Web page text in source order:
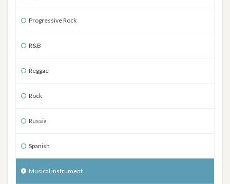
Progressive Rock
R&B
Reggae
Rock
Russia
Spanish
Musical instrument